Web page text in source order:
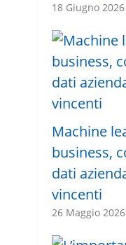
18 Giugno 2026
Machine
business,
dati
vincenti
26 Maggio 2026